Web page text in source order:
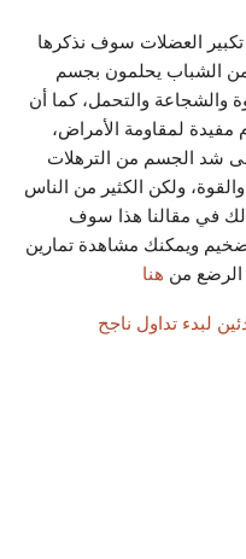
العضلات سوف نذكرها
من الشباب يحلمون بجسم
والتحمل، كما أن
لمقاومة الأمراض،
شد الجسم من الترهلات
ولكن الكثير من الناس
في مقالنا هذا سوف
ويمكنك مشاهدة تمارين
الرضع من هنا
لبدء تداول ناجح